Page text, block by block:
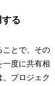
る
ことで、その
一度に共有相
プロジェク